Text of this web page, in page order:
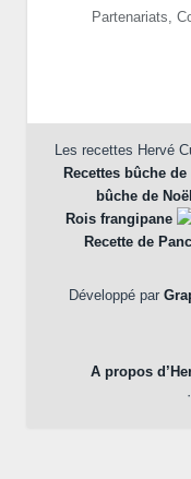
Partenariats,
Les recettes Hervé
Recettes bûche
bûche de
Rois frangipane
Recette de
Développé par
A propos